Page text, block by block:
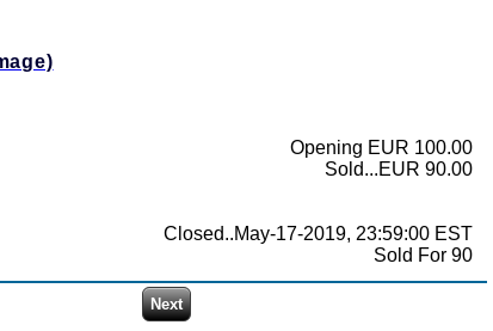
Opening EUR 100.00
Sold...EUR 90.00
Closed..May-17-2019, 23:59:00 EST
Sold For 90